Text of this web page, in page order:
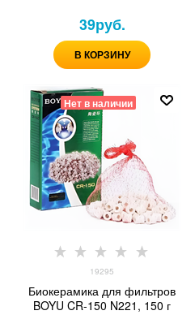
39руб.
В КОРЗИНУ
Нет в наличии
19295
Биокерамика для фильтров
BOYU CR-150 N221, 150 г